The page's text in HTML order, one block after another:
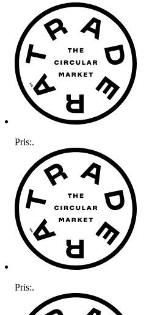
Pris:.
Pris:.